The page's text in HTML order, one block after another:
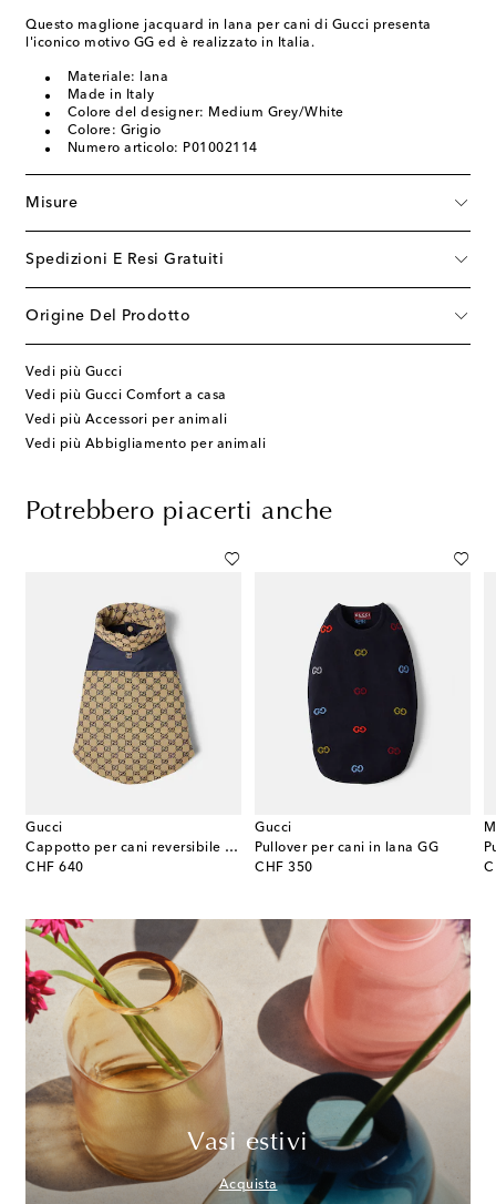
Questo maglione jacquard in lana per cani di Gucci presenta
l'iconico motivo GG ed è realizzato in Italia.
Materiale: lana
Made in Italy
Colore del designer: Medium Grey/White
Colore: Grigio
Numero articolo: P01002114
Misure
Spedizioni E Resi Gratuiti
Origine Del Prodotto
Vedi più Gucci
Vedi più Gucci Comfort a casa
Vedi più Accessori per animali
Vedi più Abbigliamento per animali
Potrebbero piacerti anche
Gucci
Cappotto per cani reversibile GG Supreme
CHF 640
original price
Gucci
Pullover per cani in lana GG
CHF 350
original price
Vasi estivi
Acquista